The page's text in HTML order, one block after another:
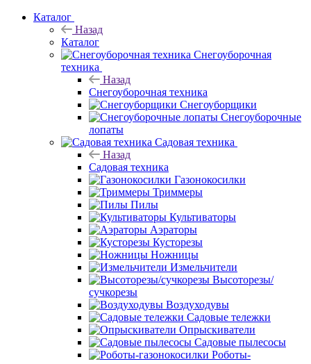
Каталог
Назад
Каталог
Снегоуборочная
техника
Назад
Снегоуборочная техника
Снегоуборщики
Снегоуборочные
лопаты
Садовая техника
Назад
Садовая техника
Газонокосилки
Триммеры
Пилы
Культиваторы
Аэраторы
Кусторезы
Ножницы
Измельчители
Высоторезы/
сучкорезы
Воздуходувы
Садовые тележки
Опрыскиватели
Садовые пылесосы
Роботы-